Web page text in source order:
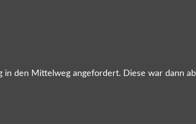
den Mittelweg angefordert. Diese war dann